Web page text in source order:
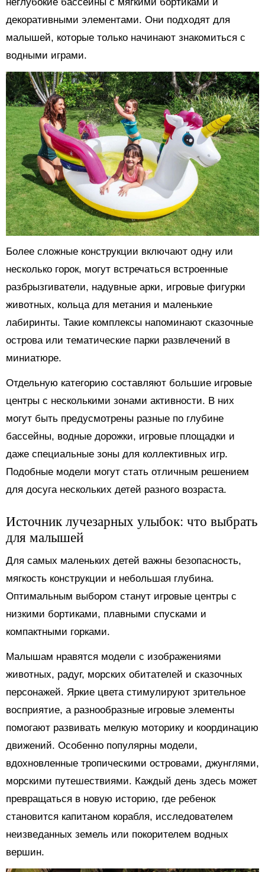
неглубокие бассейны с мягкими бортиками и
декоративными элементами. Они подходят для
малышей, которые только начинают знакомиться с
водными играми.
Более сложные конструкции включают одну или
несколько горок, могут встречаться встроенные
разбрызгиватели, надувные арки, игровые фигурки
животных, кольца для метания и маленькие
лабиринты. Такие комплексы напоминают сказочные
острова или тематические парки развлечений в
миниатюре.
Отдельную категорию составляют большие игровые
центры с несколькими зонами активности. В них
могут быть предусмотрены разные по глубине
бассейны, водные дорожки, игровые площадки и
даже специальные зоны для коллективных игр.
Подобные модели могут стать отличным решением
для досуга нескольких детей разного возраста.
Источник лучезарных улыбок: что выбрать
для малышей
Для самых маленьких детей важны безопасность,
мягкость конструкции и небольшая глубина.
Оптимальным выбором станут игровые центры с
низкими бортиками, плавными спусками и
компактными горками.
Малышам нравятся модели с изображениями
животных, радуг, морских обитателей и сказочных
персонажей. Яркие цвета стимулируют зрительное
восприятие, а разнообразные игровые элементы
помогают развивать мелкую моторику и координацию
движений. Особенно популярны модели,
вдохновленные тропическими островами, джунглями,
морскими путешествиями. Каждый день здесь может
превращаться в новую историю, где ребенок
становится капитаном корабля, исследователем
неизведанных земель или покорителем водных
вершин.